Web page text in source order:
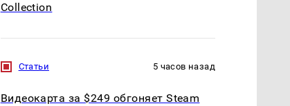
Collection
Статьи 5 часов назад
Видеокарта за $249 обгоняет Steam